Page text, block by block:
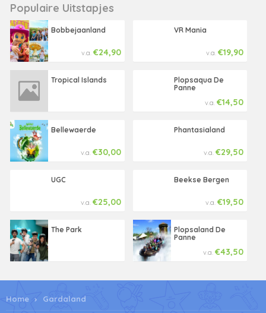
Populaire Uitstapjes
Bobbejaanland
v.a. €24,90
VR Mania
v.a.€19,90
Tropical Islands
Plopsaqua De
Panne
v.a.€14,50
Bellewaerde
v.a. €30,00
Phantasialand
v.a.€29,50
UGC
v.a. €25,00
Beekse Bergen
v.a.€19,50
The Park
Plopsaland De
Panne
v.a.€43,50
Home Gardaland